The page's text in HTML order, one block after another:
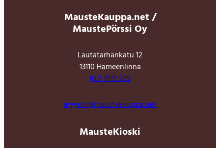
MausteKauppa.net /
MaustePörssi Oy
Lautatarhankatu 12
13110 Hämeenlinna
(03) 6161 929
myynti@maustekauppa.net
MausteKioski